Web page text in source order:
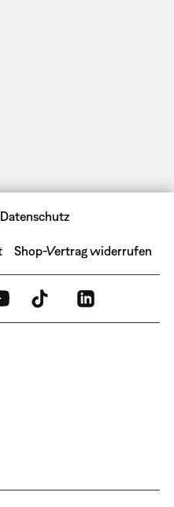
Datenschutz
Shop-Vertrag widerrufen